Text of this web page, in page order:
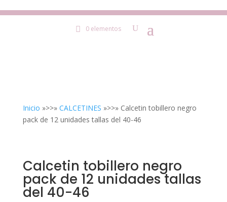
0 elementos
Inicio »>>» CALCETINES »>>» Calcetin tobillero negro
pack de 12 unidades tallas del 40-46
Calcetin tobillero negro
pack de 12 unidades tallas
del 40-46